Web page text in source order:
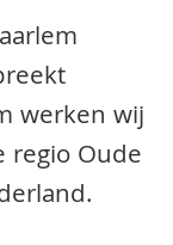
werken wij
regio Oude